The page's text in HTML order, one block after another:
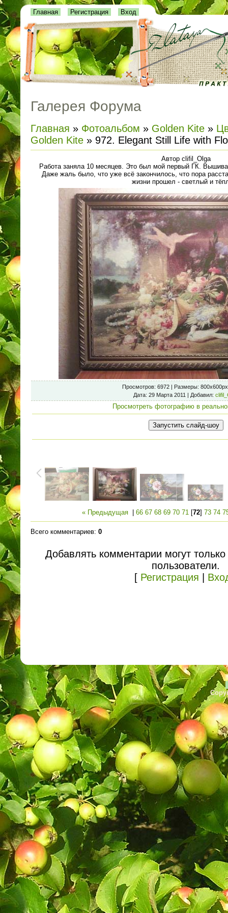
Главная Регистрация Вход
Галерея Форума
Главная » Фотоальбом » Golden Kite »
Golden Kite » 972. Elegant Still Life with
Автор clifil_Olga
Работа заняла 10 месяцев. Это был мой первый ГК.
Даже жаль было, что уже всё закончилось, что пора
жизни прошел - светлый и
Просмотров: 6972 | Размеры:
Дата: 29 Марта 2011 | Добавил:
Просмотреть фотографию в
« Предыдущая 66 67 68 69 70 71 [72] 73 74
Всего комментариев: 0
Добавлять комментарии могут
пользователи.
[ Регистрация